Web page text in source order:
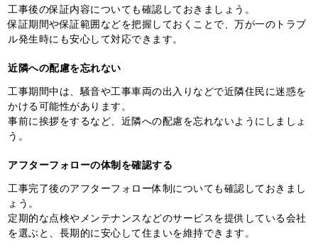
工事後の保証内容についても確認しておきましょう。
保証期間や保証範囲などを把握しておくことで、万が一のトラブ
ル発生時にも安心して対応できます。
近隣への配慮を忘れない
工事期間中は、騒音や工事車両の出入りなどで近隣住民に迷惑を
かける可能性があります。
事前に挨拶をするなど、近隣への配慮を忘れないようにしましょ
う。
アフターフォローの体制を確認する
工事完了後のアフターフォロー体制についても確認しておきまし
ょう。
定期的な点検やメンテナンスなどのサービスを提供している会社
を選ぶと、長期的に安心して住まいを維持できます。